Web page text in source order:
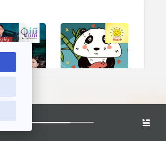
กัปตันตุ้ย
EP. 2050: ทำไมลูก
เล็กจัง
พระอาทิตย์ยิ้มแฉ่ง